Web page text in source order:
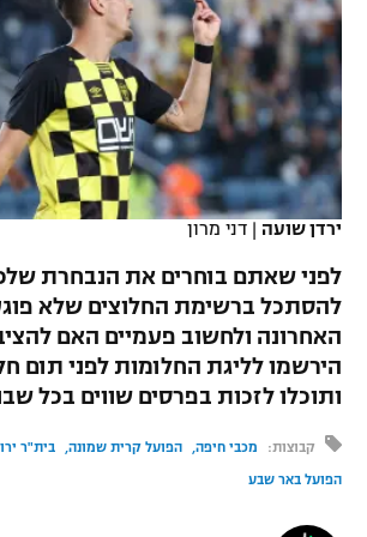
VOD
רץ ברשת
תוצאות
לוח שידורים
ברחבה
"מעל הליגה" – פודקאסט
נבחרת ישראל
מכבי חיפה
בית"ר ירושלים
מכבי תל אביב
הפועל חיפה
הפועל באר שבע
מכבי נתניה
בני יהודה
ליגה ספרדית
ליגה איטלקית
ליגה צרפתית
ליגה הולנדית
ליגה טורקית
ליגה סינית
ליגה ברזילאית
ליגות נוספות
כדורסל נשים
מכבי תל אביב
הפועל חולון
הפועל ירושלים
יורוליג
יורוקאפ
טניס
כדוריד
כדורעף
שחייה
ג'ודו
אגרוף
UFC
היאבקות WWE
ירדן שועה | דני מרון
לפני שאתם בוחרים את הנבחרת
להסתכל ברשימת החלוצים שלא
האחרונה ולחשוב פעמיים האם
הירשמו לליגת החלומות לפני תום
ותוכלו לזכות בפרסים שווים בכל
קבוצות: מכבי חיפה הפועל קרית שמונה בית"ר
הפועל באר שבע